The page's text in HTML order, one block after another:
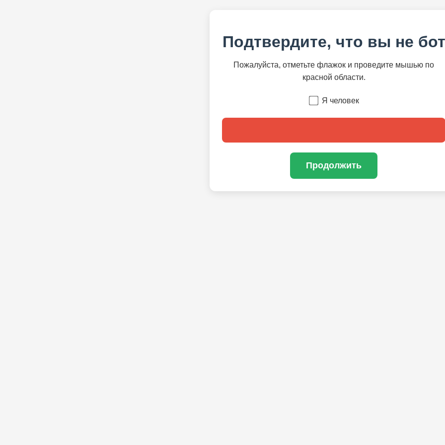
Подтвердите, что вы не бот
Пожалуйста, отметьте флажок и проведите мышью по
красной области.
Я человек
Продолжить